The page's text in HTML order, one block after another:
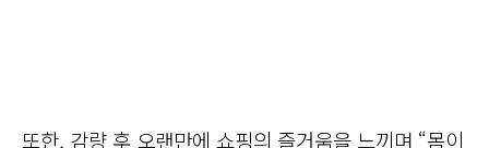
또한, 감량 후 오랜만에 쇼핑의 즐거움을 느끼며 “몸이